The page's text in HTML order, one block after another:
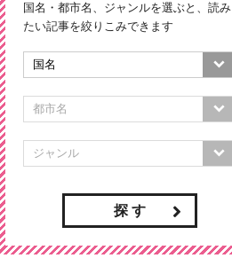
国名・都市名、ジャンルを選ぶと、読み
たい記事を絞りこみできます
探 す